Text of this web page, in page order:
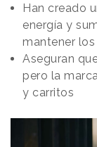
Han creado
energía y
mantener
Aseguran
pero la
y carritos